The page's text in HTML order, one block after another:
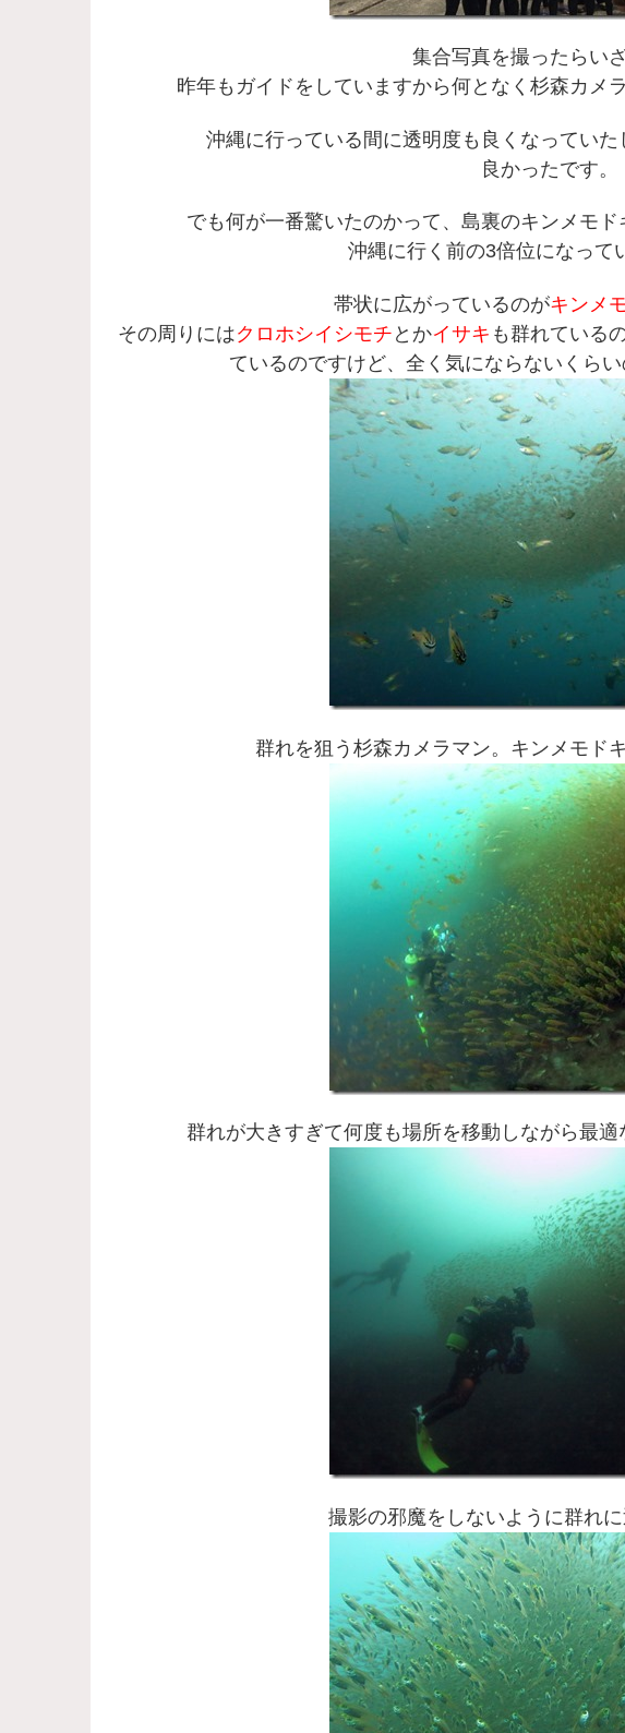
集合写真を撮ったらいざ
昨年もガイドをしていますから何となく杉森カメ
沖縄に行っている間に透明度も良くなっていた
良かったです。
でも何が一番驚いたのかって、島裏のキンメモド
沖縄に行く前の3倍位になって
帯状に広がっているのがキンメ
その周りにはクロホシイシモチ とかイサキ も群れている
ているのですけど、全く気にならないくら
群れを狙う杉森カメラマン。キンメモド
群れが大きすぎて何度も場所を移動しながら最適
撮影の邪魔をしないように群れに